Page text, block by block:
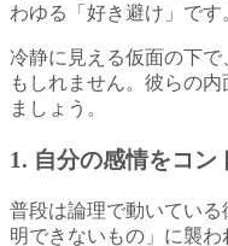
わゆる「好き避け」です
冷静に見える仮面の下
もしれません。彼らの
ましょう。
1. 自分の感情をコン
普段は論理で動いてい
明できないもの」に襲